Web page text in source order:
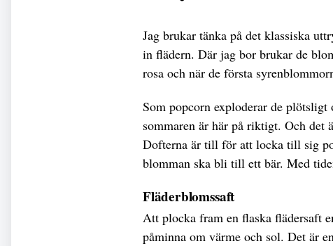
Jag brukar tänka på det klassiska
in flädern. Där jag bor brukar de
rosa och när de första
Som popcorn exploderar de
sommaren är här på riktigt. Och det
Dofterna är till för att locka till sig
blomman ska bli till ett bär. Med
Fläderblomssaft
Att plocka fram en flaska flädersaft
påminna om värme och sol. Det är